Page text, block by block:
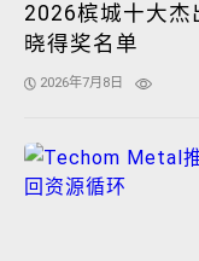
2026槟城十大杰
晓得奖名单
2026年7月8日